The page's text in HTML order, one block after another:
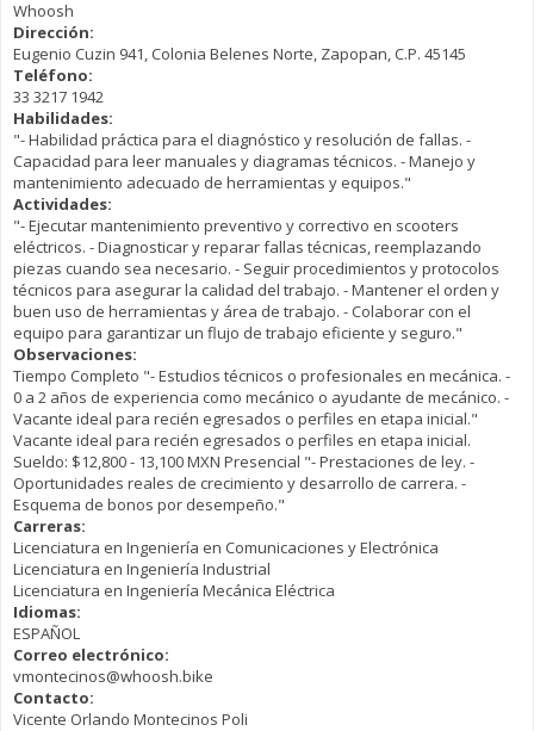
Whoosh
Dirección:
Eugenio Cuzin 941, Colonia Belenes Norte, Zapopan, C.P. 45145
Teléfono:
33 3217 1942
Habilidades:
"- Habilidad práctica para el diagnóstico y resolución de fallas. -
Capacidad para leer manuales y diagramas técnicos. - Manejo y
mantenimiento adecuado de herramientas y equipos."
Actividades:
"- Ejecutar mantenimiento preventivo y correctivo en scooters
eléctricos. - Diagnosticar y reparar fallas técnicas, reemplazando
piezas cuando sea necesario. - Seguir procedimientos y protocolos
técnicos para asegurar la calidad del trabajo. - Mantener el orden y
buen uso de herramientas y área de trabajo. - Colaborar con el
equipo para garantizar un flujo de trabajo eficiente y seguro."
Observaciones:
Tiempo Completo "- Estudios técnicos o profesionales en mecánica. -
0 a 2 años de experiencia como mecánico o ayudante de mecánico. -
Vacante ideal para recién egresados o perfiles en etapa inicial."
Vacante ideal para recién egresados o perfiles en etapa inicial.
Sueldo: $12,800 - 13,100 MXN Presencial "- Prestaciones de ley. -
Oportunidades reales de crecimiento y desarrollo de carrera. -
Esquema de bonos por desempeño."
Carreras:
Licenciatura en Ingeniería en Comunicaciones y Electrónica
Licenciatura en Ingeniería Industrial
Licenciatura en Ingeniería Mecánica Eléctrica
Idiomas:
ESPAÑOL
Correo electrónico:
vmontecinos@whoosh.bike
Contacto:
Vicente Orlando Montecinos Poli